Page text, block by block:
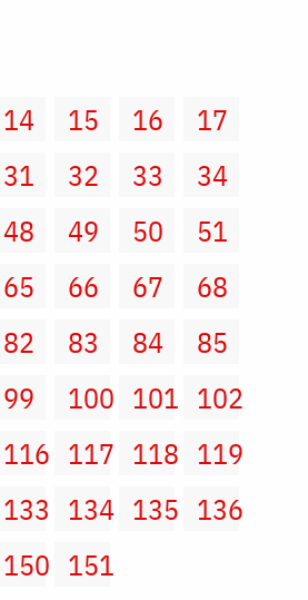
14 15 16
17
31 32 33
34
48 49 50
51
65 66 67
68
82 83 84
85
99 100 101 102
116 117 118 119
133 134 135 136
150 151